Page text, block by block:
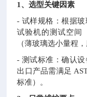
1、选型关键因素
- 试样规格：根据
试验机的测试空间
（薄玻璃选小量程
- 测试标准：确认
出口产品需满足
标准）。